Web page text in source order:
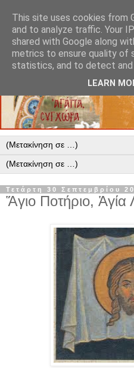
Τετάρτη 30 Σεπτεμβρίου
Ἅγιο Ποτήριο, Ἁγία
This site uses cookies from
and to analyze traffic. Your
shared with Google along
metrics to ensure quality of
statistics, and to detect and
LEARN